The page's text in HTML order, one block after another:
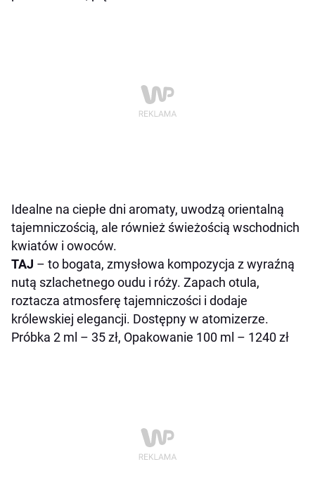
Idealne na ciepłe dni aromaty, uwodzą orientalną
tajemniczością, ale również świeżością wschodnich
kwiatów i owoców.
TAJ – to bogata, zmysłowa kompozycja z wyraźną
nutą szlachetnego oudu i róży. Zapach otula,
roztacza atmosferę tajemniczości i dodaje
królewskiej elegancji. Dostępny w atomizerze.
Próbka 2 ml – 35 zł, Opakowanie 100 ml – 1240 zł